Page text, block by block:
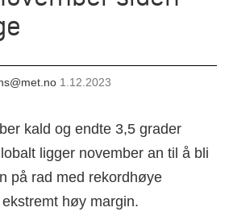
1.12.2023
kald og endte 3,5 grader
ligger november an til å bli
på rad med rekordhøye
høy margin.